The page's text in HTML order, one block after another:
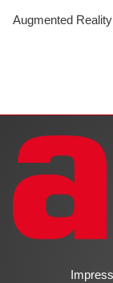
Augmented